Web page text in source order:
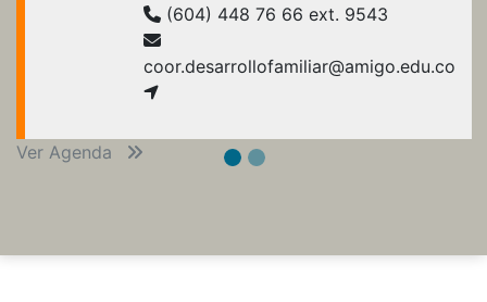
(604) 448 76 66 ext. 9543
coor.desarrollofamiliar@amigo.edu.co
Ver Agenda